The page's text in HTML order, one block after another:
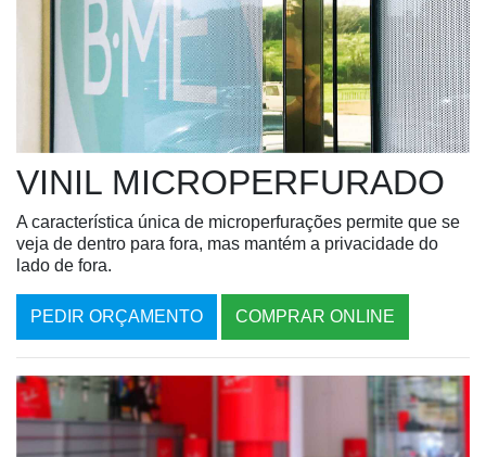
VINIL MICROPERFURADO
A característica única de microperfurações permite que se
veja de dentro para fora, mas mantém a privacidade do
lado de fora.
PEDIR ORÇAMENTO COMPRAR ONLINE